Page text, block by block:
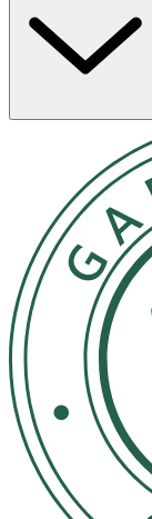
tillräckligt
Plåstren
hudtyper,
· Tunna och
· Absorberar
· Släpper
· Kan
· Smidig flik för
· Blir vita när
· Fri från
· Innehåller
Användning